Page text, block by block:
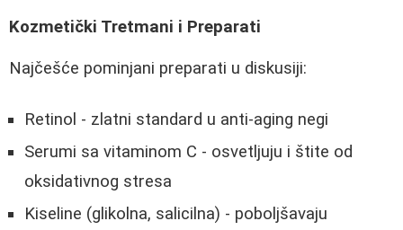
Kozmetički Tretmani i Preparati
Najčešće pominjani preparati u diskusiji:
Retinol - zlatni standard u anti-aging negi
Serumi sa vitaminom C - osvetljuju i štite od
oksidativnog stresa
Kiseline (glikolna, salicilna) - poboljšavaju